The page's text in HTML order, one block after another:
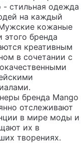
- стильная одежда
на каждый
кожаные
этого бренда
креативным
в сочетании с
бренда Mango
отслеживают
в мире моды и
их в
творениях.